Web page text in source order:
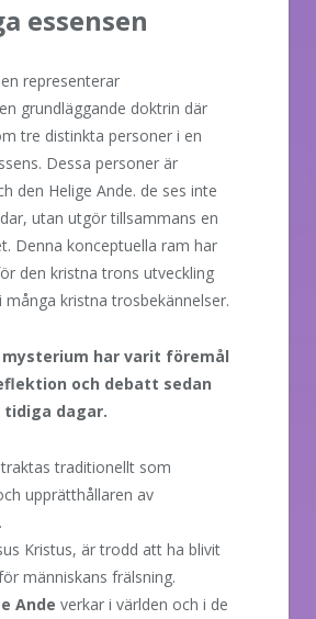
essensen
representerar
grundläggande doktrin där
tre distinkta personer i en
Dessa personer är
den Helige Ande. de ses inte
utan utgör tillsammans en
Denna konceptuella ram har
den kristna trons utveckling
många kristna trosbekännelser.
har varit föremål
och debatt sedan
dagar.
traditionellt som
upprätthållaren av
Kristus, är trodd att ha blivit
människans frälsning.
Ande verkar i världen och i de